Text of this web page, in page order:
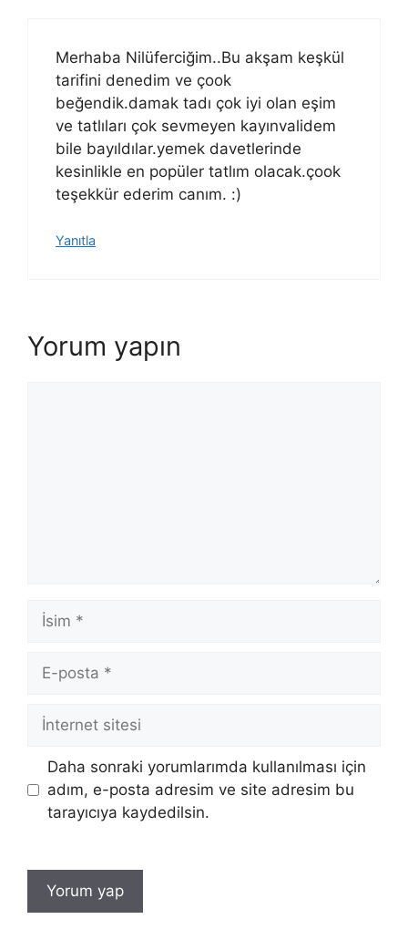
Merhaba Nilüferciğim..Bu akşam keşkül
tarifini denedim ve çook
beğendik.damak tadı çok iyi olan eşim
ve tatlıları çok sevmeyen kayınvalidem
bile bayıldılar.yemek davetlerinde
kesinlikle en popüler tatlım olacak.çook
teşekkür ederim canım. :)
Yanıtla
Yorum yapın
İsim
posta
İnternet
sitesi
Daha sonraki yorumlarımda kullanılması için
adım, e-posta adresim ve site adresim bu
tarayıcıya kaydedilsin.